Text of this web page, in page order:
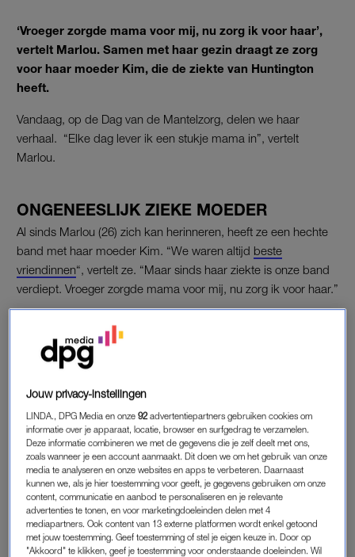
‘Vroeger zorgde mama voor mij, nu zorg ik voor haar’,
vertelt Marlou. Samen met haar gezin draagt ze zorg
voor haar moeder Kim, die de ziekte van Huntington
heeft.
Vandaag, op de Dag van de Mantelzorg, delen we haar
verhaal. “Elke dag lever ik een stukje mama in”, vertelt
Marlou.
ONGENEESLIJK ZIEKE MOEDER
Al sinds Marlou (26) zich kan herinneren, heeft ze een hechte
band met haar moeder Kim. “We waren altijd beste
vriendinnen“, vertelt ze. “Maar sinds haar ziekte is onze band
verdiept. Vroeger zorgde mama voor mij, nu zorg ik voor haar.”
ziekte van Huntington
aandoening die delen van de hersenen aantasten. “Rond haar
veertigste openbaarden zich de eerste symptomen. Inmiddels
veranderen en moet dagelijks stukjes mama inleveren. De
band die we hadden, is veranderd. De rollen zijn nu
omgedraaid.”
Marlou deelt dezorg voor haar moedermet haar gezin.
“Dinsdag is mijn vaste dag. Dan haal ik mama uit bed,
ontbijten we samen en help ik haar in bad. Ik was haar
lichaam, scheer haar, droog haar af en kleed haar aan. Hoe
we de dag verder invullen, verschilt. Soms gaan we naar
Jouw privacy-instellingen
LINDA., DPG Media en onze92 advertentiepartners gebruiken cookies om
informatie over je apparaat, locatie, browser en surfgedrag te verzamelen.
Deze informatie combineren we met de gegevens die je zelf deelt met ons,
zoals wanneer je een account aanmaakt. Dit doen we om het gebruik van onze
media te analyseren en onze websites en apps te verbeteren. Daarnaast
kunnen we, als je hier toestemming voor geeft, je gegevens gebruiken om onze
content, communicatie en aanbod te personaliseren en je relevante
advertenties te tonen, en voor marketingdoeleinden delen met 4
mediapartners. Ook content van 13 externe platformen wordt enkel getoond
met jouw toestemming. Geef toestemming of stel je eigen keuze in. Door op
"Akkoord" te klikken, geef je toestemming voor onderstaande doeleinden. Wil